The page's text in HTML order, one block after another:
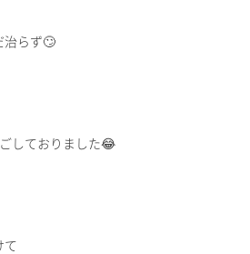
治らず🙄
しておりました😂
て